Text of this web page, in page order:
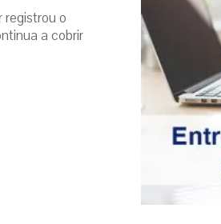
registrou o
a cobrir